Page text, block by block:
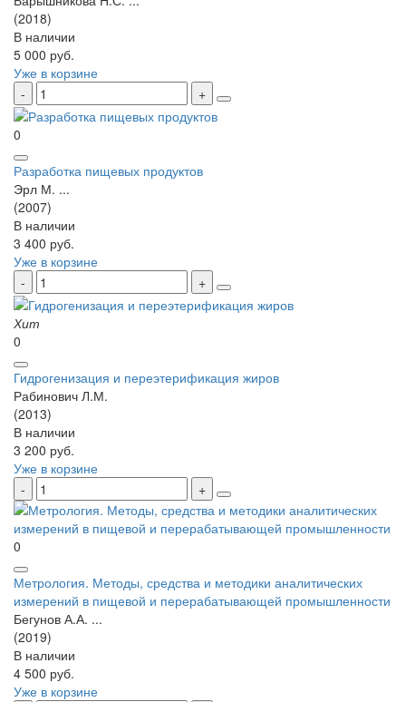
(2018)
В наличии
5 000 руб.
Уже в корзине
0
Разработка пищевых продуктов
Эрл М. ...
(2007)
В наличии
3 400 руб.
Уже в корзине
Хит
0
Гидрогенизация и переэтерификация жиров
Рабинович Л.М.
(2013)
В наличии
3 200 руб.
Уже в корзине
0
Метрология. Методы, средства и методики аналитических
измерений в пищевой и перерабатывающей промышленности
Бегунов А.А. ...
(2019)
В наличии
4 500 руб.
Уже в корзине